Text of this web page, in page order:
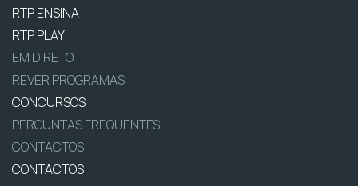
RTP ENSINA
RTP PLAY
EM DIRETO
REVER PROGRAMAS
CONCURSOS
PERGUNTAS FREQUENTES
CONTACTOS
CONTACTOS